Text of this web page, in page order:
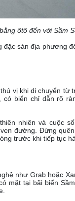
ôtô đến với Sầm
sản địa phương
vị khi di chuyển từ
biển chỉ dẫn rõ
nhiên và cuộc
đường. Đừng
trước khi tiếp tục
như Grab hoặc
mặt tại bãi biển